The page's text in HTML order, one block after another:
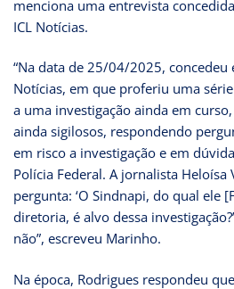
menciona uma entrevista
ICL Notícias.
“Na data de 25/04/2025, concedeu
Notícias, em que proferiu uma
a uma investigação ainda em
ainda sigilosos, respondendo
em risco a investigação e em
Polícia Federal. A jornalista Heloísa
pergunta: ‘O Sindnapi, do qual ele
diretoria, é alvo dessa
não”, escreveu Marinho.
Na época, Rodrigues respondeu